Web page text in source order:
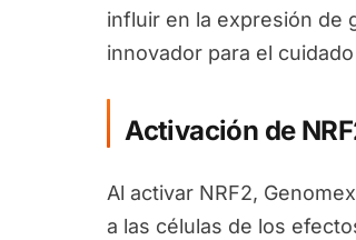
influir en la expresión de
innovador para el
Activación de
Al activar NRF2,
a las células de los